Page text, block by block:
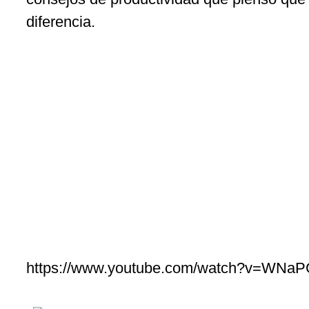
diferencia.
https://www.youtube.com/